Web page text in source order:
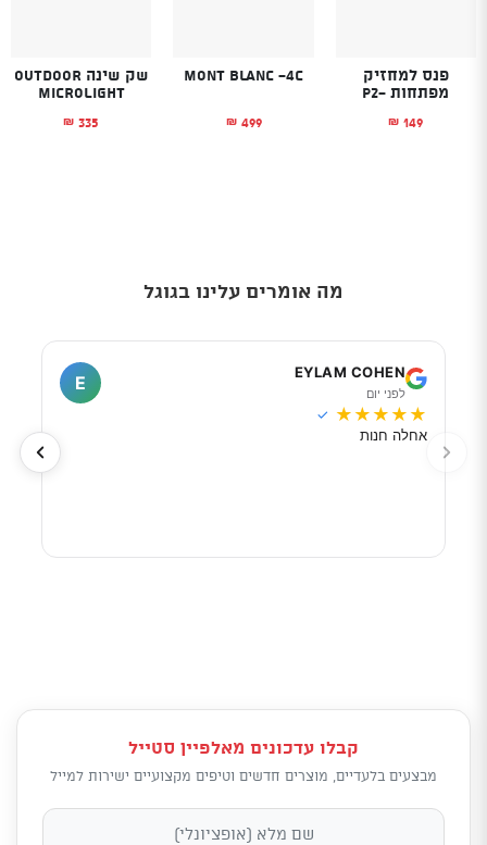
פנס למחזיק
מפתחות -P2
₪ 149
Mont Blanc -4C
₪ 499
שק שינה OUTDOOR
Microlight
₪ 335
מה אומרים עלינו בגוגל
EYLAM COHEN
לפני יום
E
★
★
★
★
★
✓
אחלה חנות
קבלו עדכונים מאלפיין סטייל
מבצעים בלעדיים, מוצרים חדשים וטיפים מקצועיים ישירות למייל